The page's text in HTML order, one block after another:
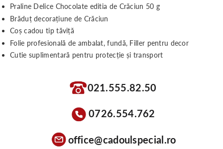
Praline Delice Chocolate editia de Crăciun 50 g
Brăduț decorațiune de Crăciun
Coș cadou tip tăviță
Folie profesională de ambalat, fundă, Filler pentru decor
Cutie suplimentară pentru protecție și transport
021.555.82.50
0726.554.762
office@cadoulspecial.ro